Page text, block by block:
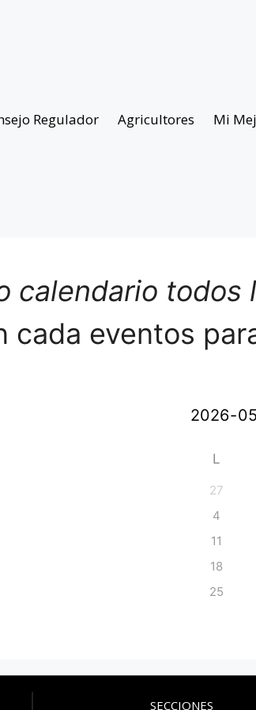
Regulador Agricultores Mi
calendario todos
cada eventos
L
27
4
11
18
25
SECCIONES